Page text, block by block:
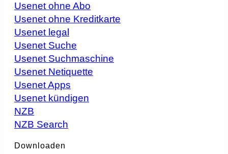
Usenet ohne Abo
Usenet ohne Kreditkarte
Usenet legal
Usenet Suche
Usenet Suchmaschine
Usenet Netiquette
Usenet Apps
Usenet kündigen
NZB
NZB Search
Downloaden